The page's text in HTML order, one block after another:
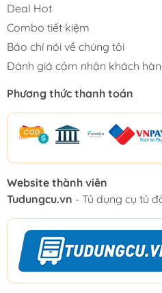
Deal Hot
Combo tiết kiệm
Báo chí nói về chúng tôi
Đánh giá cảm nhận khách
Phương thức thanh toán
Website thành viên
Tudungcu.vn - Tủ dụng cụ tủ